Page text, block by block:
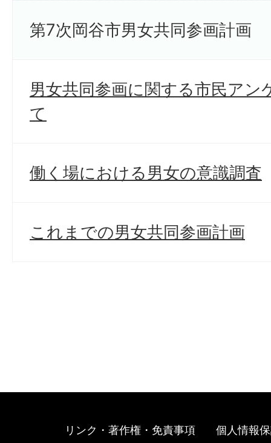
第7次岡谷市男女共同参画計画
男女共同参画に関する市民アン
て
働く場における男女の意識調査
これまでの男女共同参画計画
リンク・著作権・免責事項 個人情報